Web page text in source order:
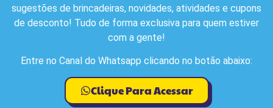
sugestões de brincadeiras, novidades, atividades e cupons
de desconto! Tudo de forma exclusiva para quem estiver
com a gente!
Entre no Canal do Whatsapp clicando no botão abaixo:
Clique Para Acessar